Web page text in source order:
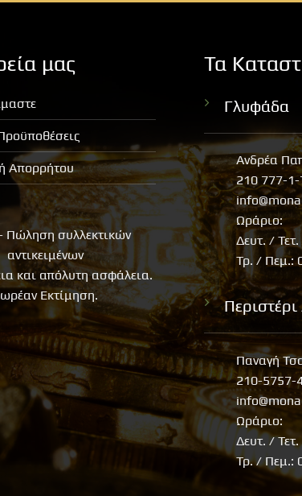
μας
Απορρήτου
Πώληση συλλεκτικών
αντικειμένων
και απόλυτη ασφάλεια.
Εκτίμηση.
Τα
Γλυφάδα
Ανδρέα
210 777-
Ωράριο:
Δευτ. /
Τρ. / Πεμ.:
Παναγή
210-5757-
Ωράριο:
Δευτ. /
Τρ. / Πεμ.: